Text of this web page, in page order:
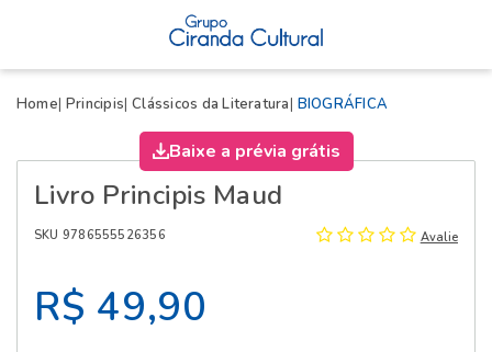
Home Principis Clássicos da Literatura BIOGRÁFICA
Baixe a prévia grátis
Livro Principis Maud
SKU 9786555526356 Avalie
R$ 49,90